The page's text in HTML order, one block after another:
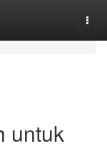
untuk